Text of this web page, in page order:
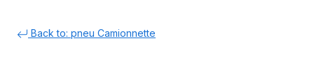
Back to: pneu Camionnette